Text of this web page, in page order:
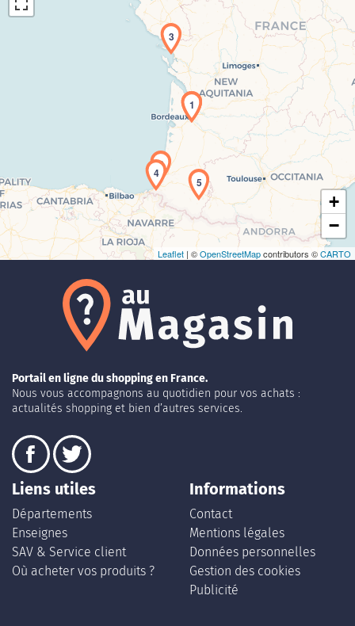
Chargement de la carte en cours...
1
2
3
4
5
+
−
Leaflet | ©OpenStreetMapcontributors ©CARTO
Portail en ligne du shopping en France.
Nous vous accompagnons au quotidien pour vos achats :
actualités shopping et bien d’autres services.
Liens utiles
Départements
Enseignes
SAV & Service client
Où acheter vos produits ?
Informations
Contact
Mentions légales
Données personnelles
Gestion des cookies
Publicité